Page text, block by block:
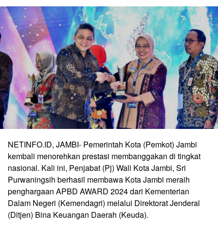
NETINFO.ID, JAMBI- Pemerintah Kota (Pemkot) Jambi
kembali menorehkan prestasi membanggakan di tingkat
nasional. Kali ini, Penjabat (Pj) Wali Kota Jambi, Sri
Purwaningsih berhasil membawa Kota Jambi meraih
penghargaan APBD AWARD 2024 dari Kementerian
Dalam Negeri (Kemendagri) melalui Direktorat Jenderal
(Ditjen) Bina Keuangan Daerah (Keuda).